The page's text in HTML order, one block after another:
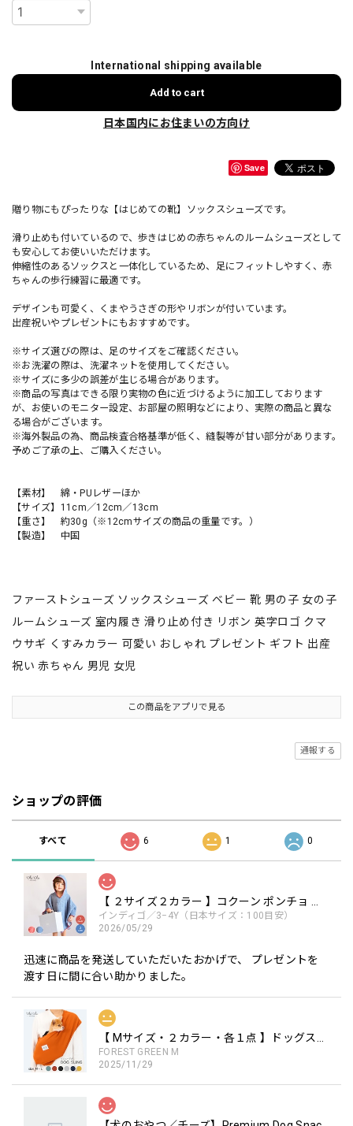
International shipping available
Add to cart
日本国内にお住まいの方向け
Save
贈り物にもぴったりな【はじめての靴】ソックスシューズです。
滑り止めも付いているので、歩きはじめの赤ちゃんのルームシューズとして
も安心してお使いいただけます。
伸縮性のあるソックスと一体化しているため、足にフィットしやすく、赤
ちゃんの歩行練習に最適です。
デザインも可愛く、くまやうさぎの形やリボンが付いています。
出産祝いやプレゼントにもおすすめです。
※サイズ選びの際は、足のサイズをご確認ください。
※お洗濯の際は、洗濯ネットを使用してください。
※サイズに多少の誤差が生じる場合があります。
※商品の写真はできる限り実物の色に近づけるように加工しております
が、お使いのモニター設定、お部屋の照明などにより、実際の商品と異な
る場合がございます。
※海外製品の為、商品検査合格基準が低く、縫製等が甘い部分があります。
予めご了承の上、ご購入ください。
【素材】 綿・PUレザーほか
【サイズ】11cm／12cm／13cm
【重さ】 約30g（※12cmサイズの商品の重量です。）
【製造】 中国
ファーストシューズ ソックスシューズ ベビー 靴 男の子 女の子
ルームシューズ 室内履き 滑り止め付き リボン 英字ロゴ クマ
ウサギ くすみカラー 可愛い おしゃれ プレゼント ギフト 出産
祝い 赤ちゃん 男児 女児
この商品をアプリで見る
通報する
ショップの評価
すべて 6 1 0
インディゴ／3−4Y（日本サイズ：100目安）
2026/05/29
迅速に商品を発送していただいたおかげで、 プレゼントを
渡す日に間に合い助かりました。
FOREST GREEN M
2025/11/29